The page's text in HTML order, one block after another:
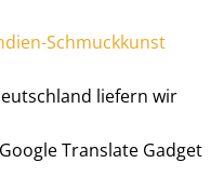
Schmuckkunst
liefern wir
Translate Gadget